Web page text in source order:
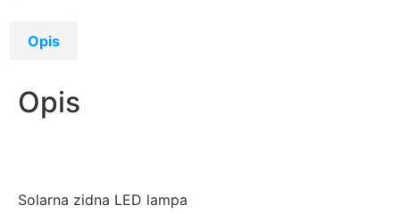
Opis
Opis
Solarna zidna LED lampa